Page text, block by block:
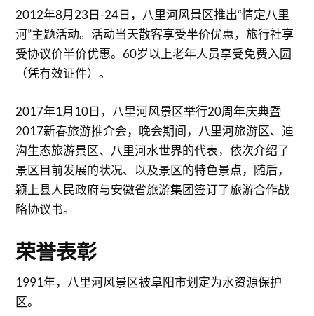
2012年8月23日-24日，八里河风景区推出“情定八里
河”主题活动。活动当天散客享受半价优惠，旅行社享
受协议价半价优惠。60岁以上老年人员享受免费入园
（凭有效证件）。
2017年1月10日，八里河风景区举行20周年庆典暨
2017新春旅游推介会，晚会期间，八里河旅游区、迪
沟生态旅游景区、八里河水世界的代表，依次介绍了
景区目前发展的状况、以及景区的特色景点，随后，
颍上县人民政府与安徽省旅游集团签订了旅游合作战
略协议书。
荣誉表彰
1991年，八里河风景区被阜阳市划定为水资源保护
区。